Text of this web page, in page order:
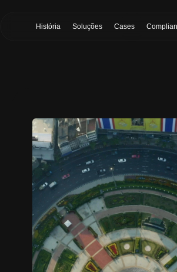
História Soluções Cases